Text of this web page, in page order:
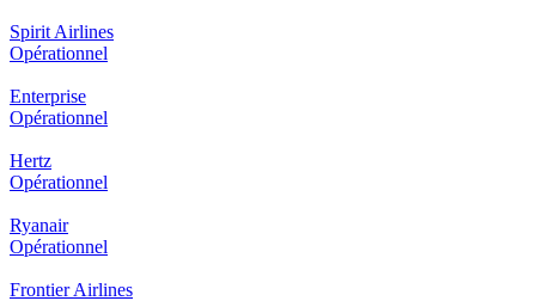
Spirit Airlines
Opérationnel
Enterprise
Opérationnel
Hertz
Opérationnel
Ryanair
Opérationnel
Frontier Airlines